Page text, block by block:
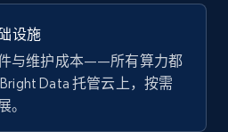
find products by using
设施
与维护成本——所有算力都
Data 托管云上，按需
。